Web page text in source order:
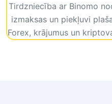
Tirdzniecība ar Binomo
izmaksas un piekļuvi
Forex, krājumus un